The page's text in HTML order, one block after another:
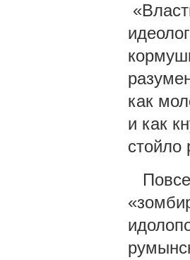
как
и как
стойло